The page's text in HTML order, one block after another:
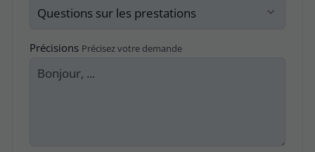
Précisions Précisez votre demande